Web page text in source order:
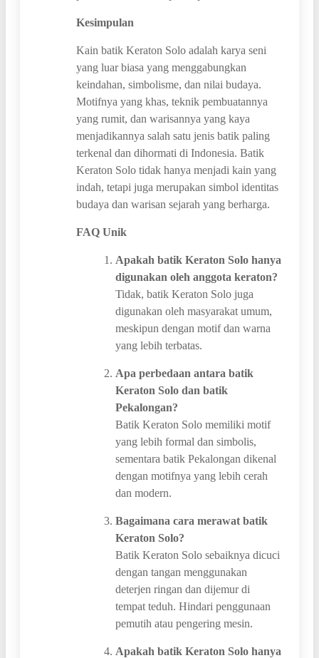
Kesimpulan
Kain batik Keraton Solo adalah karya seni
yang luar biasa yang menggabungkan
keindahan, simbolisme, dan nilai budaya.
Motifnya yang khas, teknik pembuatannya
yang rumit, dan warisannya yang kaya
menjadikannya salah satu jenis batik paling
terkenal dan dihormati di Indonesia. Batik
Keraton Solo tidak hanya menjadi kain yang
indah, tetapi juga merupakan simbol identitas
budaya dan warisan sejarah yang berharga.
FAQ Unik
Apakah batik Keraton Solo hanya
digunakan oleh anggota keraton?
Tidak, batik Keraton Solo juga
digunakan oleh masyarakat umum,
meskipun dengan motif dan warna
yang lebih terbatas.
Apa perbedaan antara batik
Keraton Solo dan batik
Pekalongan?
Batik Keraton Solo memiliki motif
yang lebih formal dan simbolis,
sementara batik Pekalongan dikenal
dengan motifnya yang lebih cerah
dan modern.
Bagaimana cara merawat batik
Keraton Solo?
Batik Keraton Solo sebaiknya dicuci
dengan tangan menggunakan
deterjen ringan dan dijemur di
tempat teduh. Hindari penggunaan
pemutih atau pengering mesin.
Apakah batik Keraton Solo hanya